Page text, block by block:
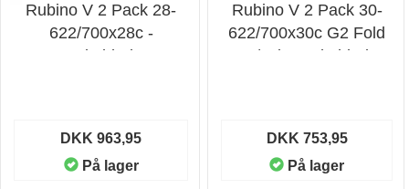
Rubino V 2 Pack 28-
622/700x28c -
Cykeldæk
DKK 963,95
På lager
Rubino V 2 Pack 30-
622/700x30c G2 Fold
W/2xit - Cykeldæk
DKK 753,95
På lager